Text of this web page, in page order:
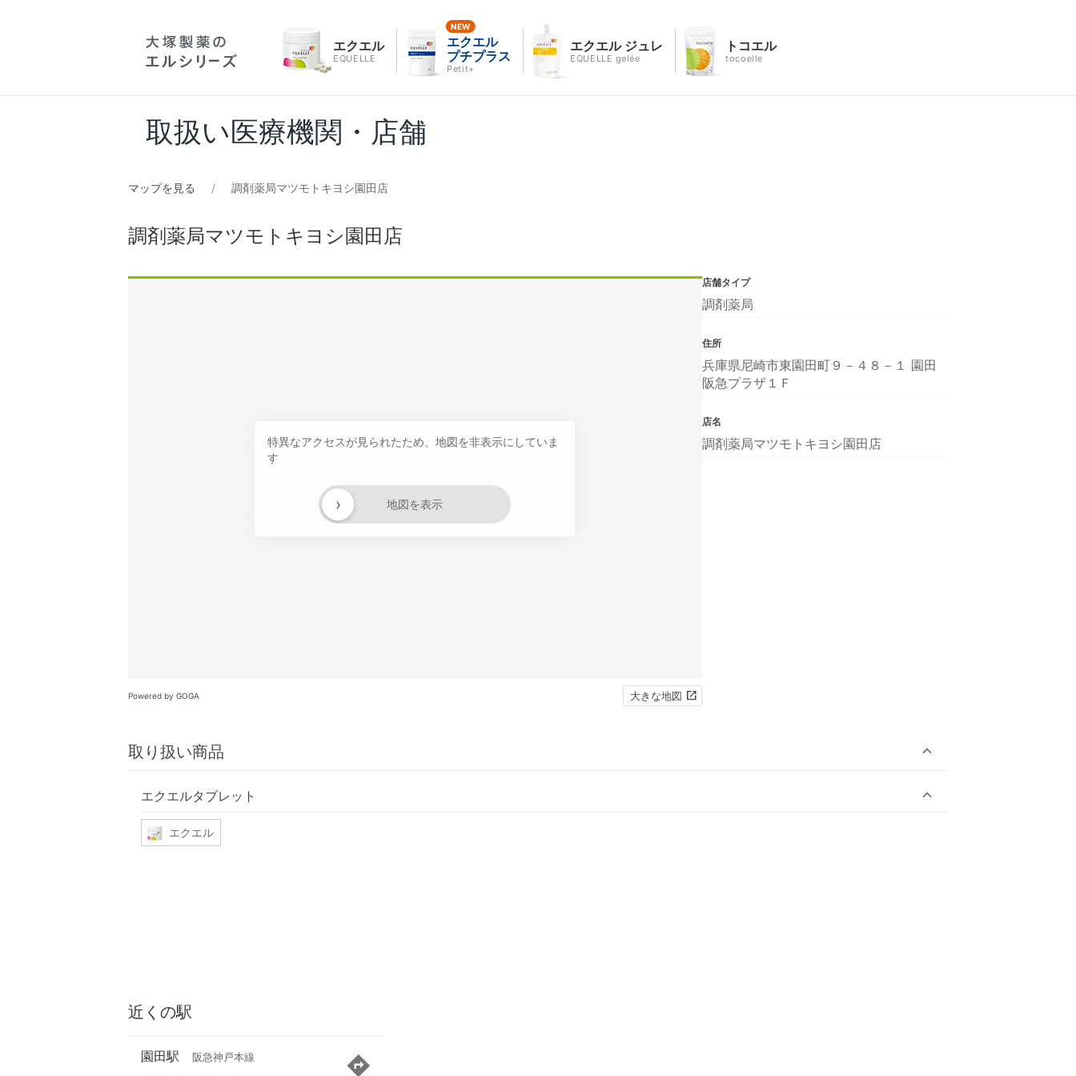
エクエル
EQUELLE
エクエル
プチプラス
Petit+
エクエル ジュレ
EQUELLE gelée
トコエル
tocoelle
取扱い医療機関・店舗
マップを見る 調剤薬局マツモトキヨシ園田店
調剤薬局マツモトキヨシ園田店
特異なアクセスが見られたため、地図を非表示にしていま
す
地図を表示
›
Powered by GOGA 大きな地図
取り扱い商品
エクエルタブレット
エクエル
店舗タイプ
調剤薬局
住所
兵庫県尼崎市東園田町９－４８－１ 園田
阪急プラザ１Ｆ
店名
調剤薬局マツモトキヨシ園田店
近くの駅
園田駅 阪急神戸本線